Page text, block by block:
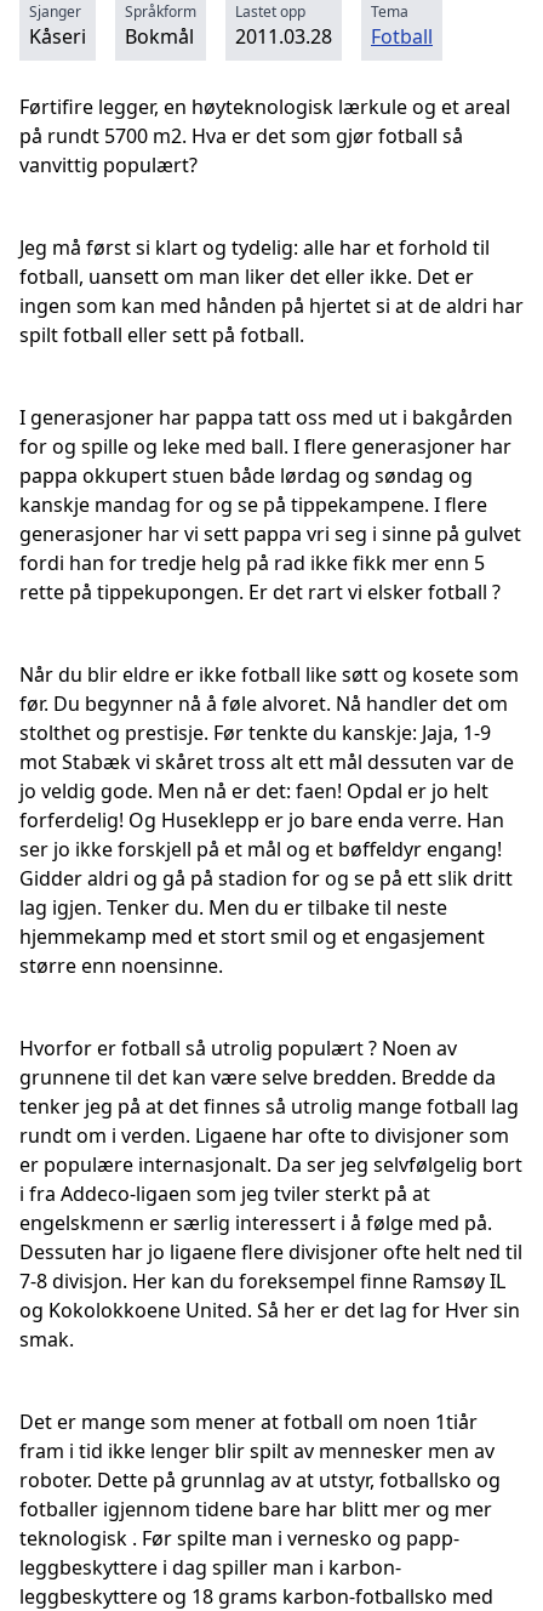
Sjanger
Kåseri
Språkform
Bokmål
Lastet opp
2011.03.28
Tema
Fotball
Førtifire legger, en høyteknologisk lærkule og et areal
på rundt 5700 m2. Hva er det som gjør fotball så
vanvittig populært?
Jeg må først si klart og tydelig: alle har et forhold til
fotball, uansett om man liker det eller ikke. Det er
ingen som kan med hånden på hjertet si at de aldri har
spilt fotball eller sett på fotball.
I generasjoner har pappa tatt oss med ut i bakgården
for og spille og leke med ball. I flere generasjoner har
pappa okkupert stuen både lørdag og søndag og
kanskje mandag for og se på tippekampene. I flere
generasjoner har vi sett pappa vri seg i sinne på gulvet
fordi han for tredje helg på rad ikke fikk mer enn 5
rette på tippekupongen. Er det rart vi elsker fotball ?
Når du blir eldre er ikke fotball like søtt og kosete som
før. Du begynner nå å føle alvoret. Nå handler det om
stolthet og prestisje. Før tenkte du kanskje: Jaja, 1-9
mot Stabæk vi skåret tross alt ett mål dessuten var de
jo veldig gode. Men nå er det: faen! Opdal er jo helt
forferdelig! Og Huseklepp er jo bare enda verre. Han
ser jo ikke forskjell på et mål og et bøffeldyr engang!
Gidder aldri og gå på stadion for og se på ett slik dritt
lag igjen. Tenker du. Men du er tilbake til neste
hjemmekamp med et stort smil og et engasjement
større enn noensinne.
Hvorfor er fotball så utrolig populært ? Noen av
grunnene til det kan være selve bredden. Bredde da
tenker jeg på at det finnes så utrolig mange fotball lag
rundt om i verden. Ligaene har ofte to divisjoner som
er populære internasjonalt. Da ser jeg selvfølgelig bort
i fra Addeco-ligaen som jeg tviler sterkt på at
engelskmenn er særlig interessert i å følge med på.
Dessuten har jo ligaene flere divisjoner ofte helt ned til
7-8 divisjon. Her kan du foreksempel finne Ramsøy IL
og Kokolokkoene United. Så her er det lag for Hver sin
smak.
Det er mange som mener at fotball om noen 1tiår
fram i tid ikke lenger blir spilt av mennesker men av
roboter. Dette på grunnlag av at utstyr, fotballsko og
fotballer igjennom tidene bare har blitt mer og mer
teknologisk . Før spilte man i vernesko og papp-
leggbeskyttere i dag spiller man i karbon-
leggbeskyttere og 18 grams karbon-fotballsko med